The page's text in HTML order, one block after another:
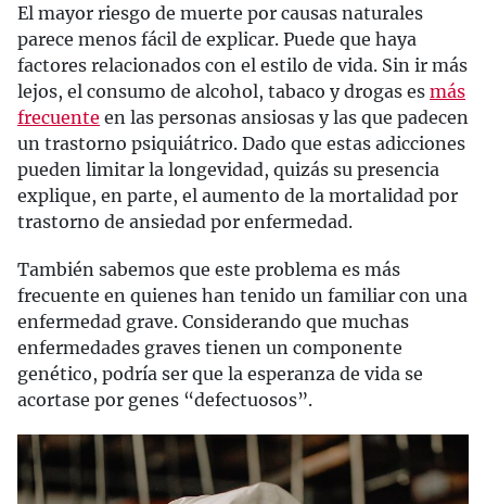
El mayor riesgo de muerte por causas naturales
parece menos fácil de explicar. Puede que haya
factores relacionados con el estilo de vida. Sin ir más
lejos, el consumo de alcohol, tabaco y drogas es más
frecuente en las personas ansiosas y las que padecen
un trastorno psiquiátrico. Dado que estas adicciones
pueden limitar la longevidad, quizás su presencia
explique, en parte, el aumento de la mortalidad por
trastorno de ansiedad por enfermedad.
También sabemos que este problema es más
frecuente en quienes han tenido un familiar con una
enfermedad grave. Considerando que muchas
enfermedades graves tienen un componente
genético, podría ser que la esperanza de vida se
acortase por genes “defectuosos”.